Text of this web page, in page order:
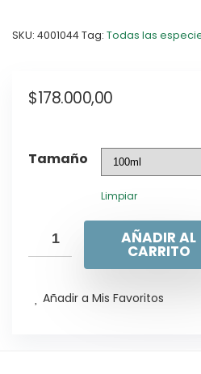
SKU: 4001044Tag: Todas las
$178.000,00
Tamaño
Limpiar
AÑADIR AL
CARRITO
Añadir a Mis Favoritos